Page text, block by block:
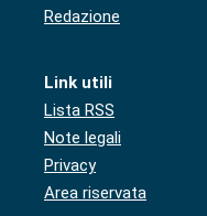
Redazione
Link utili
Lista RSS
Note legali
Privacy
Area riservata